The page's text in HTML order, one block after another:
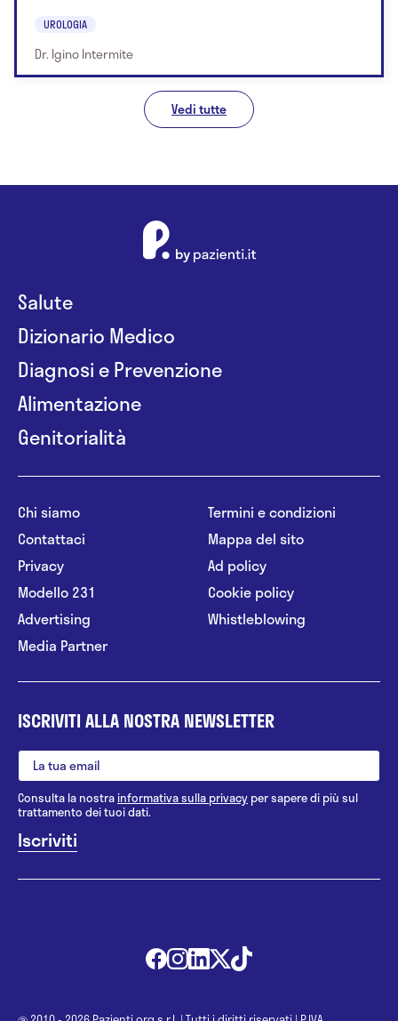
UROLOGIA
Dr. Igino Intermite
Vedi tutte
Salute
Dizionario Medico
Diagnosi e Prevenzione
Alimentazione
Genitorialità
Chi siamo
Contattaci
Privacy
Modello 231
Advertising
Media Partner
Termini e condizioni
Mappa del sito
Ad policy
Cookie policy
Whistleblowing
ISCRIVITI ALLA NOSTRA NEWSLETTER
Consulta la nostrainformativa sulla privacy per sapere di più sul
trattamento dei tuoi dati.